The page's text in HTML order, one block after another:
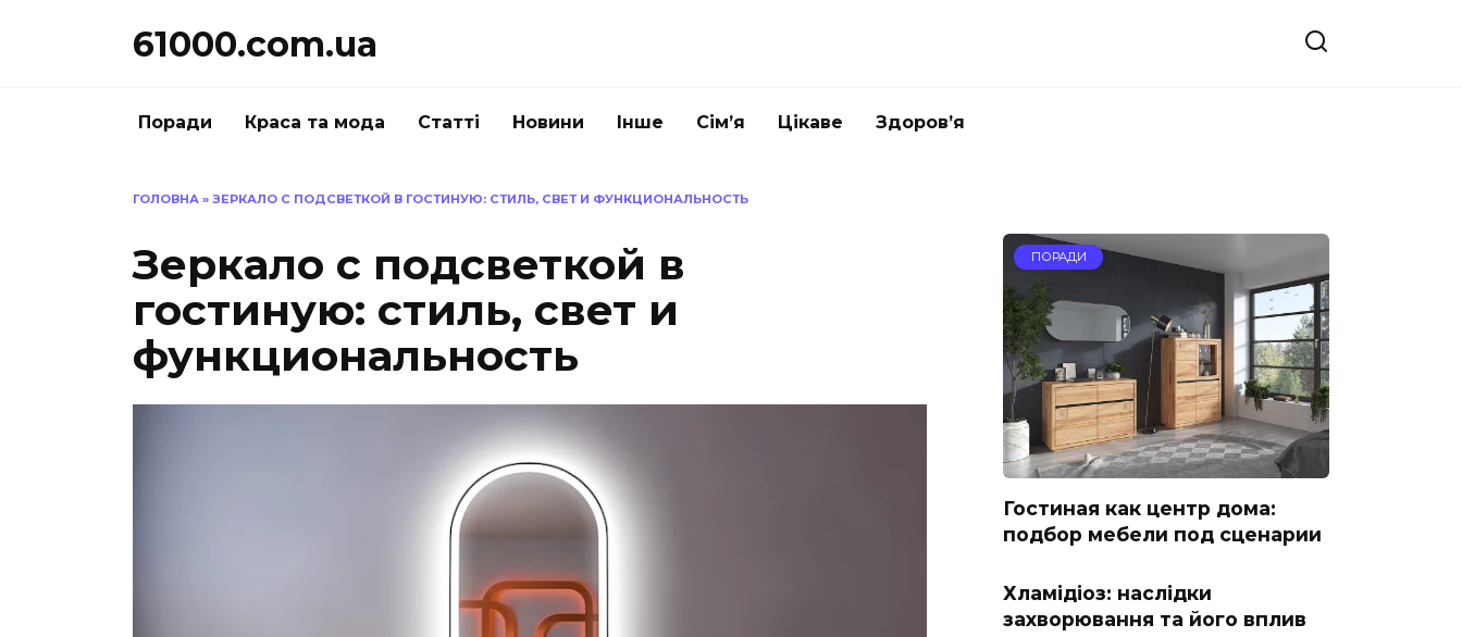
61000.com.ua
Поради Краса та мода Статті Новини Інше Сім’я Цікаве Здоров’я
ГОЛОВНА » ЗЕРКАЛО С ПОДСВЕТКОЙ В ГОСТИНУЮ: СТИЛЬ, СВЕТ И ФУНКЦИОНАЛЬНОСТЬ
Зеркало с подсветкой в
гостиную: стиль, свет и
функциональность
ПОРАДИ
Гостиная как центр дома:
подбор мебели под сценарии
Хламідіоз: наслідки
захворювання та його вплив